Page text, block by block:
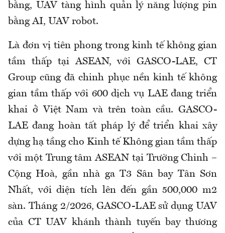
bằng, UAV tàng hình quản lý năng lượng pin
bằng AI, UAV robot.
Là đơn vị tiên phong trong kinh tế không gian
tầm thấp tại ASEAN, với GASCO-LAE, CT
Group cũng đã chinh phục nền kinh tế không
gian tầm thấp với 600 dịch vụ LAE đang triển
khai ở Việt Nam và trên toàn cầu. GASCO-
LAE đang hoàn tất pháp lý để triển khai xây
dựng hạ tầng cho Kinh tế Không gian tầm thấp
với một Trung tâm ASEAN tại Trường Chinh –
Cộng Hoà, gần nhà ga T3 Sân bay Tân Sơn
Nhất, với diện tích lên đến gần 500,000 m2
sàn. Tháng 2/2026, GASCO-LAE sử dụng UAV
của CT UAV khánh thành tuyến bay thương